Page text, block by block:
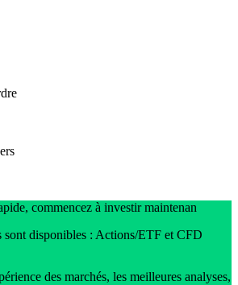
commencez à investir maintenan
sont disponibles : Actions/ETF et CFD
des marchés, les meilleures analyses,